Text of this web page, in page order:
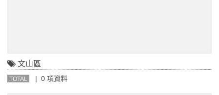
文山區
TOTAL | 0 項資料